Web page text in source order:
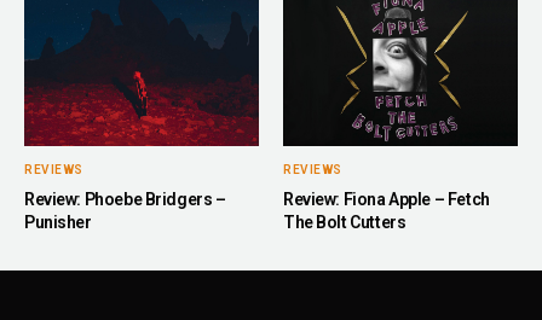
REVIEWS
Review: Phoebe Bridgers –
Punisher
REVIEWS
Review: Fiona Apple – Fetch
The Bolt Cutters